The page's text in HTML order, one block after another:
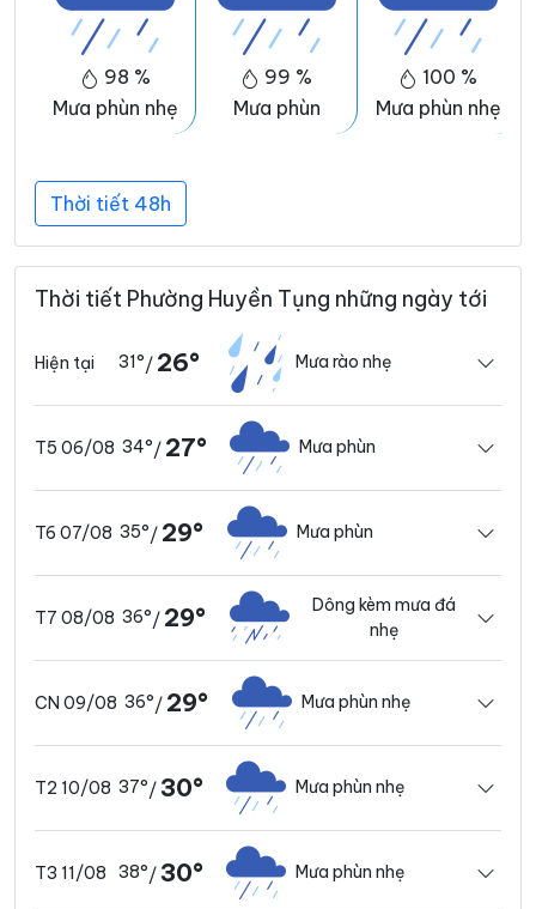
98 %
Mưa phùn nhẹ
99 %
Mưa phùn
100 %
Mưa phùn nhẹ
Thời tiết 48h
Thời tiết Phường Huyền Tụng những ngày tới
Hiện tại 31°/ 26° Mưa rào nhẹ
T5 06/08 34°/ 27° Mưa phùn
T6 07/08 35°/ 29° Mưa phùn
T7 08/08 36°/ 29°
Dông kèm mưa đá
nhẹ
CN 09/08 36°/ 29° Mưa phùn nhẹ
T2 10/08 37°/30° Mưa phùn nhẹ
T3 11/08 38°/30° Mưa phùn nhẹ